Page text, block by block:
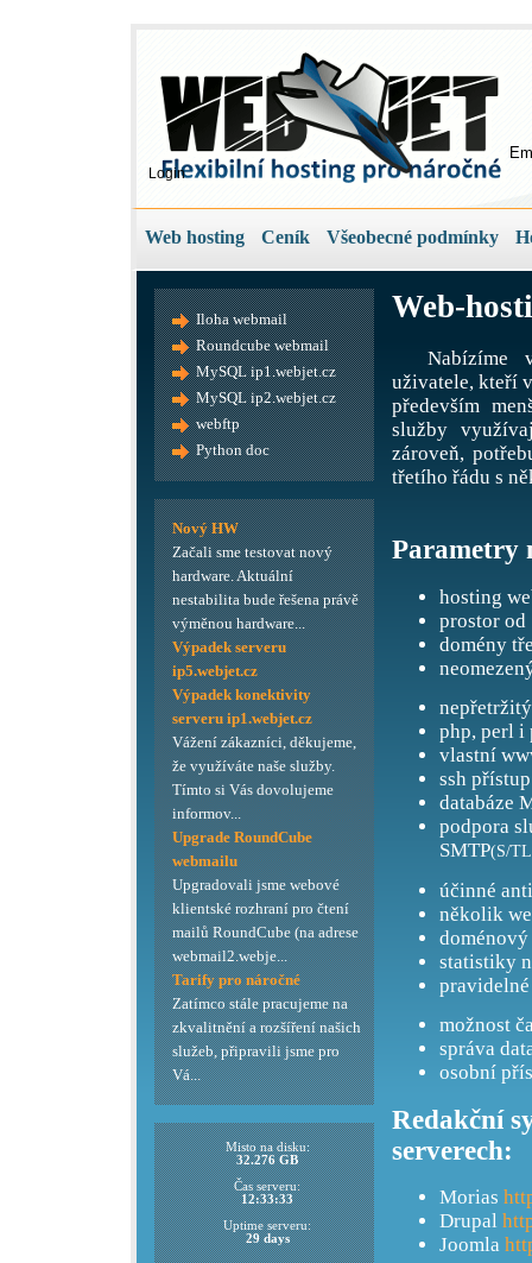
Login
Web hosting Ceník Všeobecné podmínky
Web-
Nabízíme
uživatele, kteří
především
služby
zároveň,
třetího řádu s
Parametry
hosting
prostor od
domény
php, perl i
vlastní
ssh přístup
databáze
podpora
SMTP(S/
účinné
několik
doménový
statistiky
možnost
správa
osobní
Redakční
serverech:
Morias
Drupal
Joomla
Iloha webmail
Roundcube webmail
MySQL ip1.webjet.cz
MySQL ip2.webjet.cz
webftp
Python doc
Nový HW
Začali sme testovat nový
hardware. Aktuální
nestabilita bude řešena právě
výměnou hardware...
Výpadek serveru
ip5.webjet.cz
Výpadek konektivity
serveru ip1.webjet.cz
Vážení zákazníci, děkujeme,
že využíváte naše služby.
Tímto si Vás dovolujeme
informov...
Upgrade RoundCube
webmailu
Upgradovali jsme webové
klientské rozhraní pro čtení
mailů RoundCube (na adrese
webmail2.webje...
Tarify pro náročné
Zatímco stále pracujeme na
zkvalitnění a rozšíření našich
služeb, připravili jsme pro
Vá...
Misto na disku:
32.276 GB
Čas serveru:
12:33:33
Uptime serveru:
29 days